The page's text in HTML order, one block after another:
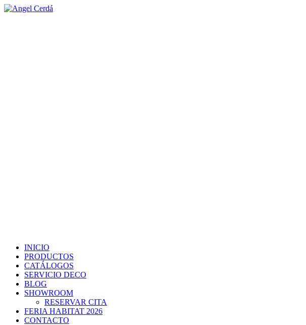
INICIO
PRODUCTOS
CATÁLOGOS
SERVICIO DECO
BLOG
SHOWROOM
RESERVAR CITA
FERIA HABITAT 2026
CONTACTO